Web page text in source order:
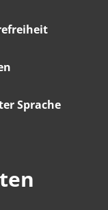
Sprache